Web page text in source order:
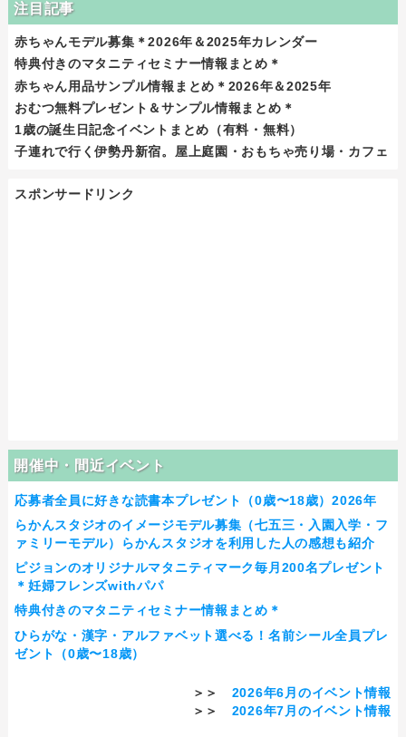
注目記事
赤ちゃんモデル募集＊2026年＆2025年カレンダー
特典付きのマタニティセミナー情報まとめ＊
赤ちゃん用品サンプル情報まとめ＊2026年＆2025年
おむつ無料プレゼント＆サンプル情報まとめ＊
1歳の誕生日記念イベントまとめ（有料・無料）
子連れで行く伊勢丹新宿。屋上庭園・おもちゃ売り場・カフェ
スポンサードリンク
開催中・間近イベント
応募者全員に好きな読書本プレゼント（0歳〜18歳）2026年
らかんスタジオのイメージモデル募集（七五三・入園入学・フ
ァミリーモデル）らかんスタジオを利用した人の感想も紹介
ピジョンのオリジナルマタニティマーク毎月200名プレゼント
＊妊婦フレンズwithパパ
特典付きのマタニティセミナー情報まとめ＊
ひらがな・漢字・アルファベット選べる！名前シール全員プレ
ゼント（0歳〜18歳）
＞＞ 2026年6月のイベント情報
＞＞ 2026年7月のイベント情報